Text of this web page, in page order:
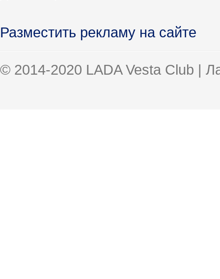
Разместить рекламу на сайте
© 2014-2020 LADA Vesta Club |